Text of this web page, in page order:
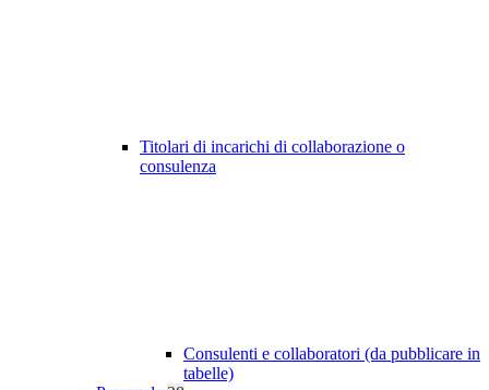
Titolari di incarichi di collaborazione o
consulenza
Consulenti e collaboratori (da pubblicare in
tabelle)